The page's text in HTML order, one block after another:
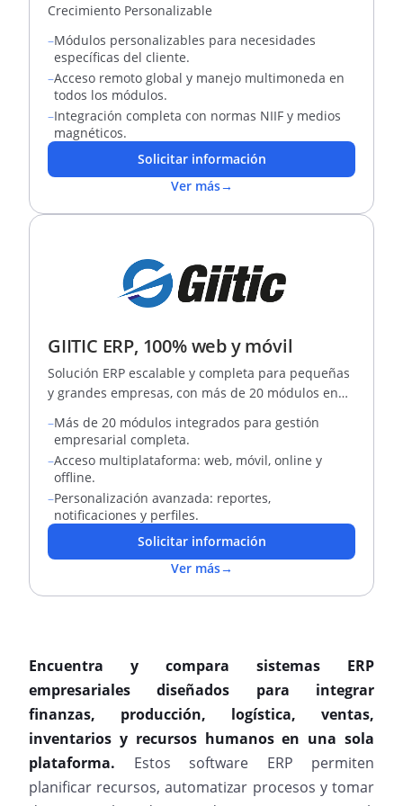
Crecimiento Personalizable
–Módulos personalizables para necesidades
específicas del cliente.
–Acceso remoto global y manejo multimoneda en
todos los módulos.
–Integración completa con normas NIIF y medios
magnéticos.
Solicitar información
Ver más→
GIITIC ERP, 100% web y móvil
Solución ERP escalable y completa para pequeñas
y grandes empresas, con más de 20 módulos en
–Más de 20 módulos integrados para gestión
empresarial completa.
–Acceso multiplataforma: web, móvil, online y
offline.
–Personalización avanzada: reportes,
notificaciones y perfiles.
Solicitar información
Ver más→
Encuentra y compara sistemas ERP
empresariales diseñados para integrar
finanzas, producción, logística, ventas,
inventarios y recursos humanos en una sola
plataforma. Estos software ERP permiten
planificar recursos, automatizar procesos y tomar